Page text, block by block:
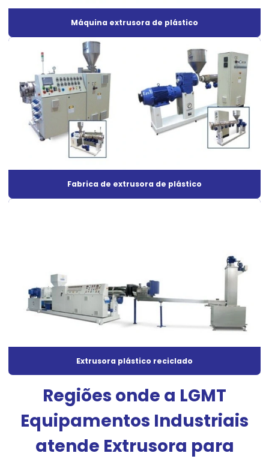
Extrusora de sifão
Extrusora para tubetes
Extrusora de tubo corrugado
Extrusora de tubos
Extrusora tubos de pvc
Extrusora a venda
Fabrica de extrusora de plástico
Máquina de extrusão de plástico
Máquina extrusora de filamento
Máquina extrusora de plástico preço
Máquina extrusora de plástico reciclado
Máquina extrusora de tubo corrugado
Máquina de reciclagem
Máquina extrusora de plástico
Fabrica de extrusora de plástico
Extrusora plástico reciclado
Regiões onde a LGMT
Equipamentos Industriais
atende Extrusora para